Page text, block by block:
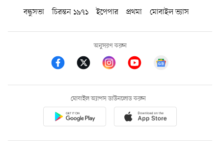
বন্ধুসভা
চিরন্তন ১৯৭১ ইপেপার প্রথমা মোবাইল ভ্যাস
অনুসরণ করুন
মোবাইল অ্যাপস ডাউনলোড করুন